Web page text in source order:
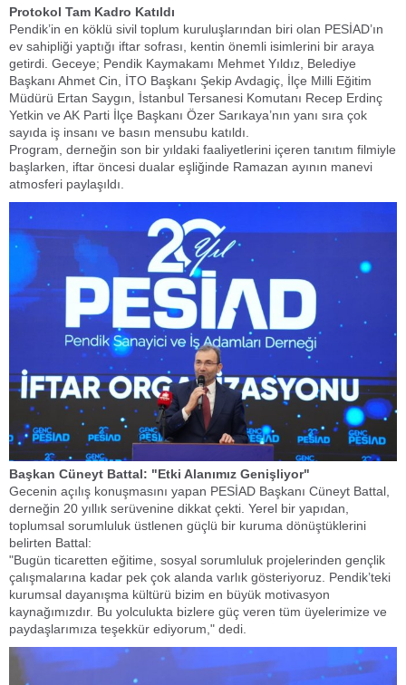
​Protokol Tam Kadro Katıldı
​Pendik’in en köklü sivil toplum kuruluşlarından biri olan PESİAD’ın
ev sahipliği yaptığı iftar sofrası, kentin önemli isimlerini bir araya
getirdi. Geceye; Pendik Kaymakamı Mehmet Yıldız, Belediye
Başkanı Ahmet Cin, İTO Başkanı Şekip Avdagiç, İlçe Milli Eğitim
Müdürü Ertan Saygın, İstanbul Tersanesi Komutanı Recep Erdinç
Yetkin ve AK Parti İlçe Başkanı Özer Sarıkaya’nın yanı sıra çok
sayıda iş insanı ve basın mensubu katıldı.
​Program, derneğin son bir yıldaki faaliyetlerini içeren tanıtım filmiyle
başlarken, iftar öncesi dualar eşliğinde Ramazan ayının manevi
atmosferi paylaşıldı.
​Başkan Cüneyt Battal: "Etki Alanımız Genişliyor"
​Gecenin açılış konuşmasını yapan PESİAD Başkanı Cüneyt Battal,
derneğin 20 yıllık serüvenine dikkat çekti. Yerel bir yapıdan,
toplumsal sorumluluk üstlenen güçlü bir kuruma dönüştüklerini
belirten Battal:
​"Bugün ticaretten eğitime, sosyal sorumluluk projelerinden gençlik
çalışmalarına kadar pek çok alanda varlık gösteriyoruz. Pendik’teki
kurumsal dayanışma kültürü bizim en büyük motivasyon
kaynağımızdır. Bu yolculukta bizlere güç veren tüm üyelerimize ve
paydaşlarımıza teşekkür ediyorum," dedi.